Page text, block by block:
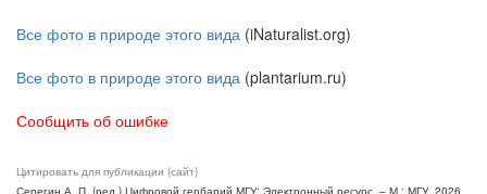
Все фото в природе этого вида (iNaturalist.org)
Все фото в природе этого вида (plantarium.ru)
Сообщить об ошибке
Цитировать для публикации (сайт)
Серегин А. П. (ред.) Цифровой гербарий МГУ: Электронный ресурс. – М.: МГУ, 2026.